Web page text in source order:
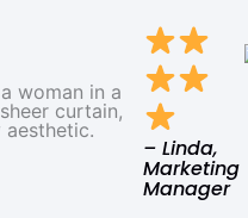
– Linda,
Marketing
Manager